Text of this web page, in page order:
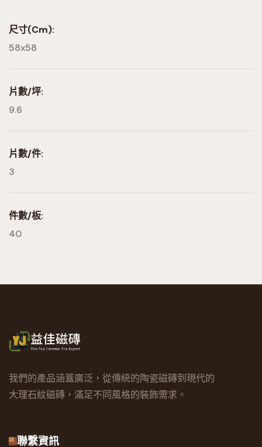
尺寸(cm):
58x58
片數/坪:
9.6
片數/件:
3
件數/板:
40
我們的產品涵蓋廣泛，從傳統的陶瓷磁磚到現代的
大理石紋磁磚，滿足不同風格的裝飾需求。
聯繫資訊